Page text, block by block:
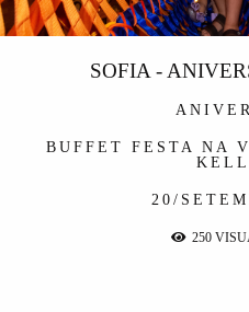
BUFFET FESTA NA
20/
SOFIA -
250